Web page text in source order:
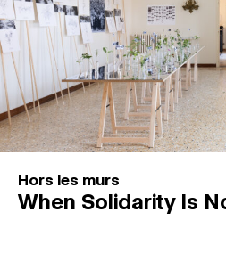
Hors les murs
When Solidarity Is